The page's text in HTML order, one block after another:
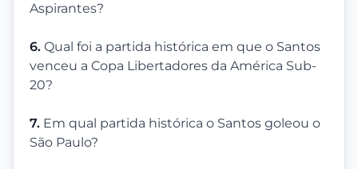
Aspirantes?
6. Qual foi a partida histórica em que o Santos
venceu a Copa Libertadores da América Sub-
20?
7. Em qual partida histórica o Santos goleou o
São Paulo?